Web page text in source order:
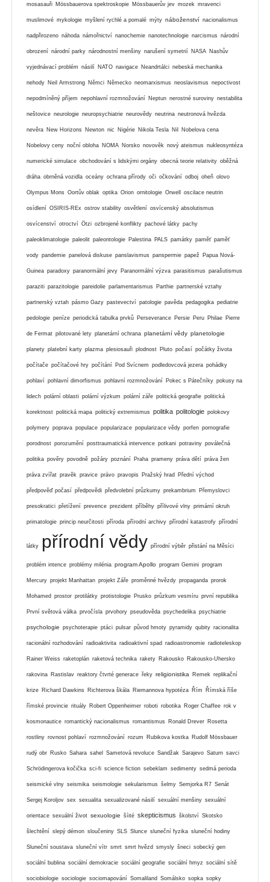
mosasauři Mössbauerova spektroskopie Mössbauerův jev mozek mravenci
muslimové mykologie myšlení rychlé a pomalé mýty náboženství nacionalismus
nadpřirozeno náhoda námořnictví nanochemie nanotechnologie narcismus národní
obrození národní parky národnostní menšiny narušení symetrií NASA Nashův
vyjednávací problém násilí NATO navigace Neandrtálci nebeská mechanika
nehody Neil Armstrong Němci Německo neomarxismus neoslavismus nepoctivost
nepodmíněný příjem nepohlavní rozmnožování Neptun nerostné suroviny nestabilita
neštovice neurologie neuropsychiatrie neurovědy neutrina neutronová hvězda
nevěra New Horizons Newton nic Nigérie Nikola Tesla Nil Nobelova cena
Nobelovy ceny noční obloha NOMA Norsko novověk nový ateismus nukleosyntéza
numerické simulace obchodování s lidskými orgány obecná teorie relativity oběžná
dráha obrněná vozidla oceány ochrana přírody oči očkování odboj oheň olovo
Olympus Mons Oortův oblak optika Orion ornitologie Orwell oscilace neutrin
osídlení OSIRIS-REx ostrov stability osvětlení osvícenský absolutismus
osvícenství otroctví Ötzi ozbrojené konflikty pachové látky pachy
paleoklimatologie paleolit paleontologie Palestina PALS památky paměť paměť
vody pandemie panelová diskuse panslavismus panspermie papež Papua Nová-
Guinea paradoxy paranormální jevy Paranormální výzva parasitismus parašutismus
paraziti parazitologie pareidolie parlamentarismus Parthie partnerské vztahy
partnerský vztah pásmo Gazy pastevectví patologie pavěda pedagogika pediatrie
pedologie peníze periodická tabulka prvků Perseverance Persie Peru Philae Pierre
de Fermat pilotované lety planetární ochrana planetární vědy planetologie
planety platební karty plazma plesiosauři plodnost Pluto počasí počátky života
počítače počítačové hry počítání Pod Svícnem podledovcová jezera pohádky
pohlaví pohlavní dimorfismus pohlavní rozmnožování Pokec s Pátečníky pokusy na
lidech polární oblasti polární výzkum polární záře politická geografie politická
korektnost politická mapa politický extremismus politika politologie polokovy
polymery poprava populace popularizace popularizace vědy porfen pornografie
porodnost porozumění posttraumatická intervence potkani potraviny poválečná
politika pověry povodně požáry poznání Praha prameny práva dětí práva žen
práva zvířat pravěk pravice právo pravopis Pražský hrad Přední východ
předpověď počasí předpovědi předvolební průzkumy prekambrium Přemyslovci
presokratici přetížení prevence prezident příběhy přílivové vlny primární okruh
primatologie princip neurčitosti příroda přírodní archivy přírodní katastrofy přírodní
látky přírodní vědy přírodní výběr přistání na Měsíci
problém intence problémy milénia program Apollo program Gemini program
Mercury projekt Manhattan projekt Záře proměnné hvězdy propaganda prorok
Mohamed prostor protilátky protistologie Prusko průzkum vesmíru první republika
První světová válka prvočísla prvohory pseudověda psychedelika psychiatrie
psychologie psychoterapie ptáci pulsar původ hmoty pyramidy qubity racionalita
racionální rozhodování radioaktivita radioaktivní spad radioastronomie radioteleskop
Rainer Weiss raketoplán raketová technika rakety Rakousko Rakousko-Uhersko
rakovina Rastislav reaktory čtvrté generace řeky religionistika Remek replikační
krize Richard Dawkins Richterova škála Riemannova hypotéza Řím Římská říše
římské provincie rituály Robert Oppenheimer roboti robotika Roger Chaffee rok v
kosmonautice romantický nacionalismus romantismus Ronald Drever Rosetta
rostliny rovnost pohlaví rozmnožování rozum Rubikova kostka Rudolf Mössbauer
rudý obr Rusko Sahara sahel Sametová revoluce Sandžak Sarajevo Saturn savci
Schrödingerova kočička sci-fi science fiction sebeklam sedimenty sedmá perioda
seismické vlny seismika seismologie sekularismus šelmy Semjorka R7 Senát
Sergej Koroljov sex sexualita sexualizované násilí sexuální menšiny sexuální
orientace sexuální život sexuologie šíité skepticismus školství Skotsko
šlechtění slepý démon sloučeniny SLS Slunce sluneční fyzika sluneční hodiny
Sluneční soustava sluneční vítr smrt smrt hvězd smysly šneci sobecký gen
sociální bublina sociální demokracie sociální geografie sociální hmyz sociální sítě
sociobiologie sociologie sociomapování Somaliland Somálsko sopka sopky